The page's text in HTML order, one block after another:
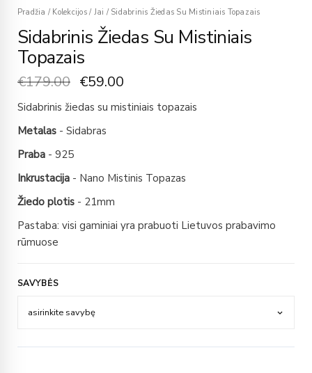
Pradžia / Kolekcijos / Jai /Sidabrinis Žiedas Su Mistiniais Topazais
Sidabrinis Žiedas Su Mistiniais
Topazais
€179.00 €59.00
Sidabrinis žiedas su mistiniais topazais
Metalas - Sidabras
Praba - 925
Inkrustacija - Nano Mistinis Topazas
Žiedo plotis - 21mm
Pastaba: visi gaminiai yra prabuoti Lietuvos prabavimo
rūmuose
SAVYBĖS